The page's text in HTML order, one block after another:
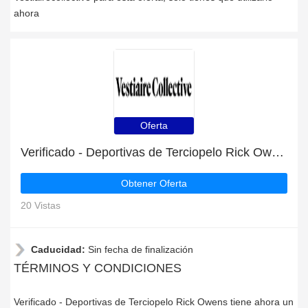
ahora
Oferta
Verificado - Deportivas de Terciopelo Rick Owens tiene ahora un 7% de descuento
Obtener Oferta
20 Vistas
Caducidad: Sin fecha de finalización
TÉRMINOS Y CONDICIONES
Verificado - Deportivas de Terciopelo Rick Owens tiene ahora un